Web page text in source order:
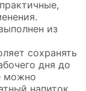
из
сохранять
дня до
можно
напиток.